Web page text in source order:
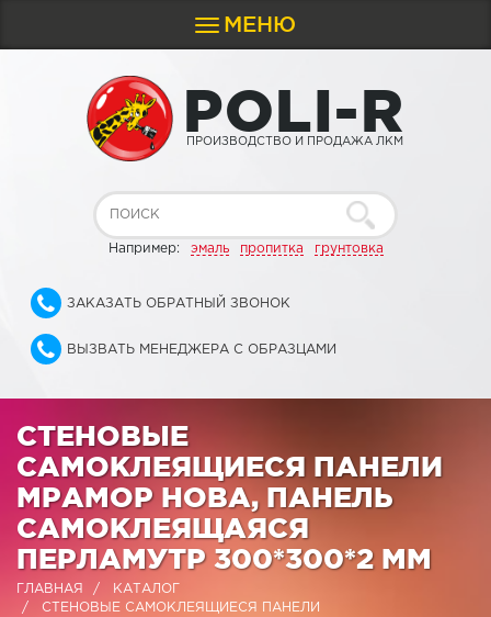
Toggle
navigation
МЕНЮ
POLI-R
ПРОИЗВОДСТВО И ПРОДАЖА ЛКМ
Например: эмаль пропитка грунтовка
ЗАКАЗАТЬ ОБРАТНЫЙ ЗВОНОК
ВЫЗВАТЬ МЕНЕДЖЕРА С ОБРАЗЦАМИ
СТЕНОВЫЕ
САМОКЛЕЯЩИЕСЯ ПАНЕЛИ
МРАМОР НОВА, ПАНЕЛЬ
САМОКЛЕЯЩАЯСЯ
ПЕРЛАМУТР 300*300*2 ММ
ГЛАВНАЯ
КАТАЛОГ
СТЕНОВЫЕ САМОКЛЕЯЩИЕСЯ ПАНЕЛИ